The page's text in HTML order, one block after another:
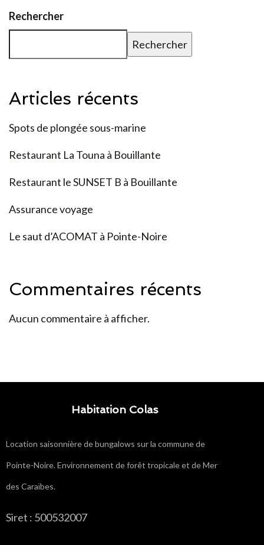
Rechercher
Rechercher
Articles récents
Spots de plongée sous-marine
Restaurant La Touna à Bouillante
Restaurant le SUNSET B à Bouillante
Assurance voyage
Le saut d’ACOMAT à Pointe-Noire
Commentaires récents
Aucun commentaire à afficher.
Habitation Colas
Location saisonnière de bungalows sur la commune de
Pointe-Noire. Environnement de forêt tropicale et de Mer
des Caraïbes.
Siret : 500532007